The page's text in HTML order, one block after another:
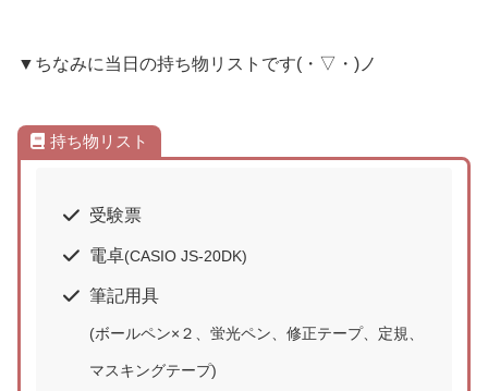
▼ちなみに当日の持ち物リストです(・▽・)ノ
持ち物リスト
受験票
電卓(CASIO JS-20DK)
筆記用具
(ボールペン×２、蛍光ペン、修正テープ、定規、
マスキングテープ)